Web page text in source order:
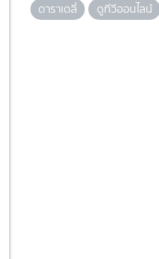
ดาราเดลี่
ดูทีวีออนไลน์